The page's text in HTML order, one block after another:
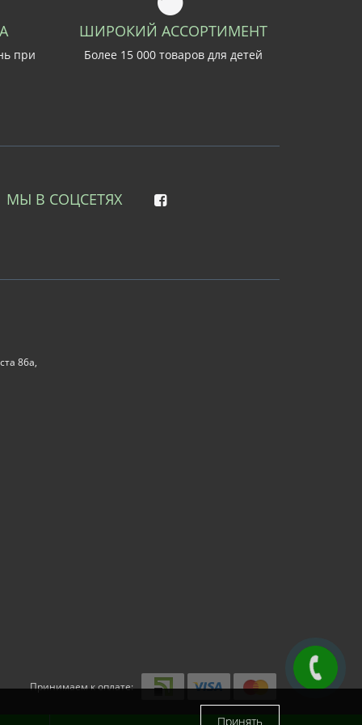
при
ШИРОКИЙ АССОРТИМЕНТ
Более 15 000 товаров для детей
МЫ В СОЦСЕТЯХ
86а,
Принимаем к оплате:
Принять